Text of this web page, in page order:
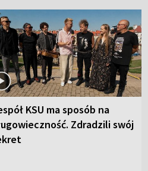
KSU ma sposób na
Zdradzili swój